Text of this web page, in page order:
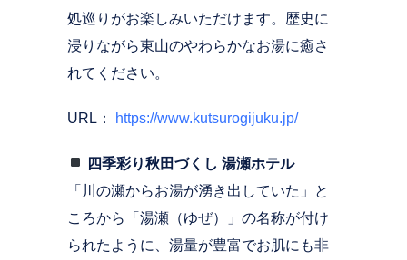
処巡りがお楽しみいただけます。歴史に
浸りながら東山のやわらかなお湯に癒さ
れてください。
URL： https://www.kutsurogijuku.jp/
四季彩り秋田づくし 湯瀬ホテル
「川の瀬からお湯が湧き出していた」と
ころから「湯瀬（ゆぜ）」の名称が付け
られたように、湯量が豊富でお肌にも非